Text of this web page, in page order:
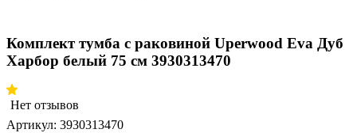
Комплект тумба с раковиной Uperwood Eva Дуб
Харбор белый 75 см 3930313470
Нет отзывов
Артикул: 3930313470